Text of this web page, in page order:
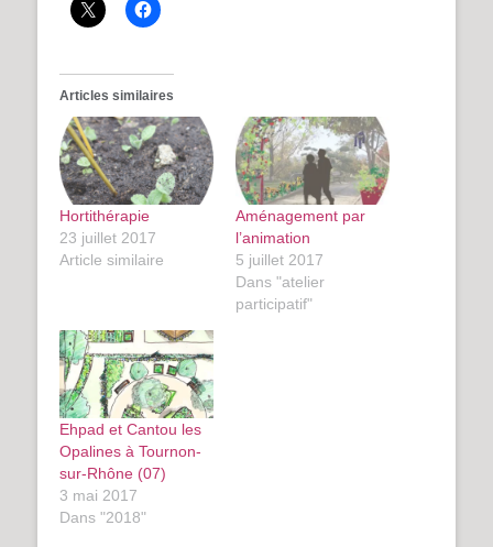
Articles similaires
Hortithérapie
23 juillet 2017
Article similaire
Aménagement par
l’animation
5 juillet 2017
Dans "atelier
participatif"
Ehpad et Cantou les
Opalines à Tournon-
sur-Rhône (07)
3 mai 2017
Dans "2018"